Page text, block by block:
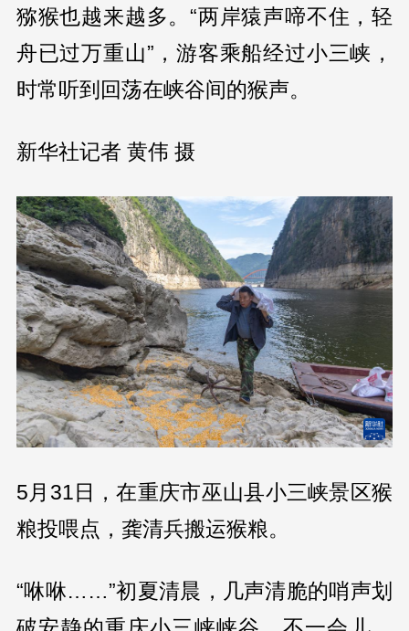
猕猴也越来越多。“两岸猿声啼不住，轻
舟已过万重山”，游客乘船经过小三峡，
时常听到回荡在峡谷间的猴声。
新华社记者 黄伟 摄
5月31日，在重庆市巫山县小三峡景区猴
粮投喂点，龚清兵搬运猴粮。
“咻咻……”初夏清晨，几声清脆的哨声划